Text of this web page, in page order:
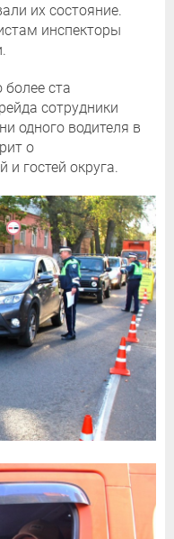
их состояние.
инспекторы
ста
сотрудники
одного водителя в
о
и гостей округа.